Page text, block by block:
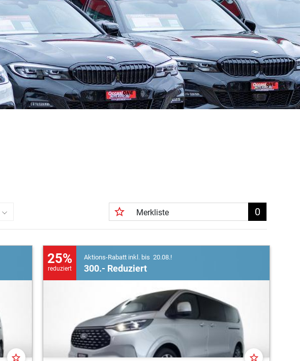
star_border Merkliste 0
star_border
25%
reduziert
Aktions-Rabatt inkl. bis 20.08.!
300.- Reduziert
star_border